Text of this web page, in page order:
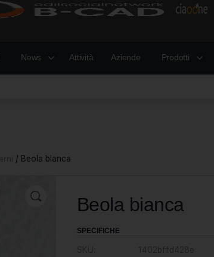
News Attività Aziende Prodotti
/ Beola bianca
Beola bianca
SPECIFICHE